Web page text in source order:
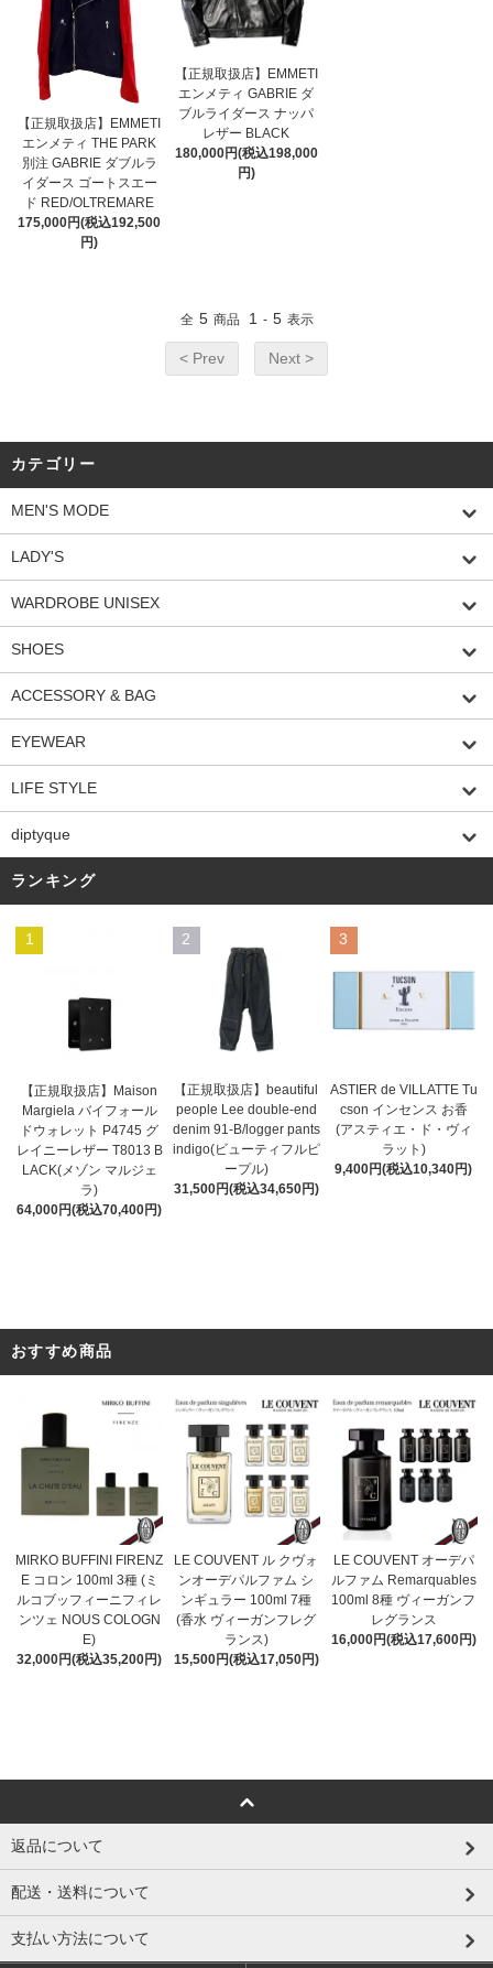
【正規取扱店】EMMETI
エンメティ THE PARK
別注 GABRIE ダブルラ
イダース ゴートスエー
ド RED/OLTREMARE
175,000円(税込192,500
円)
【正規取扱店】EMMETI
エンメティ GABRIE ダ
ブルライダース ナッパ
レザー BLACK
180,000円(税込198,000
円)
全 5 商品 1 - 5 表示
< Prev Next >
カテゴリー
MEN'S MODE
LADY'S
WARDROBE UNISEX
SHOES
ACCESSORY & BAG
EYEWEAR
LIFE STYLE
diptyque
ランキング
1
【正規取扱店】Maison
Margiela バイフォール
ドウォレット P4745 グ
レイニーレザー T8013 B
LACK(メゾン マルジェ
ラ)
64,000円(税込70,400円)
2
【正規取扱店】beautiful
people Lee double-end
denim 91-B/logger pants
indigo(ビューティフルピ
ープル)
31,500円(税込34,650円)
3
ASTIER de VILLATTE Tu
cson インセンス お香
(アスティエ・ド・ヴィ
ラット)
9,400円(税込10,340円)
おすすめ商品
MIRKO BUFFINI FIRENZ
E コロン 100ml 3種 (ミ
ルコブッフィーニフィレ
ンツェ NOUS COLOGN
E)
32,000円(税込35,200円)
LE COUVENT ル クヴォ
ンオーデパルファム シ
ンギュラー 100ml 7種
(香水 ヴィーガンフレグ
ランス)
15,500円(税込17,050円)
LE COUVENT オーデパ
ルファム Remarquables
100ml 8種 ヴィーガンフ
レグランス
16,000円(税込17,600円)
返品について
配送・送料について
支払い方法について